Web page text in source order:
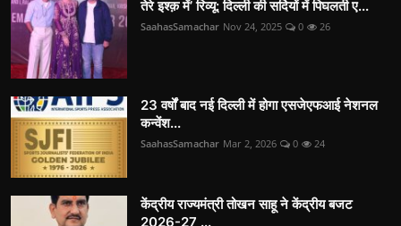
तेरे इश्क़ में’ रिव्यू: दिल्ली की सर्दियों में पिघलती ए...
SaahasSamachar Nov 24, 2025 0 26
23 वर्षों बाद नई दिल्ली में होगा एसजेएफआई नेशनल
कन्वेंश...
SaahasSamachar Mar 2, 2026 0 24
केंद्रीय राज्यमंत्री तोखन साहू ने केंद्रीय बजट
2026-27 ...